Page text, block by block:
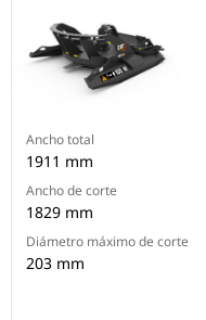
Ancho total
1911 mm
Ancho de corte
1829 mm
Diámetro máximo de corte
203 mm